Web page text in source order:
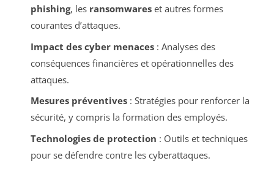
phishing, les ransomwareset autres formes
courantes d’attaques.
Impact des cyber menaces: Analyses des
conséquences financières et opérationnelles des
attaques.
Mesures préventives: Stratégies pour renforcer la
sécurité, y compris la formation des employés.
Technologies de protection : Outils et techniques
pour se défendre contre les cyberattaques.